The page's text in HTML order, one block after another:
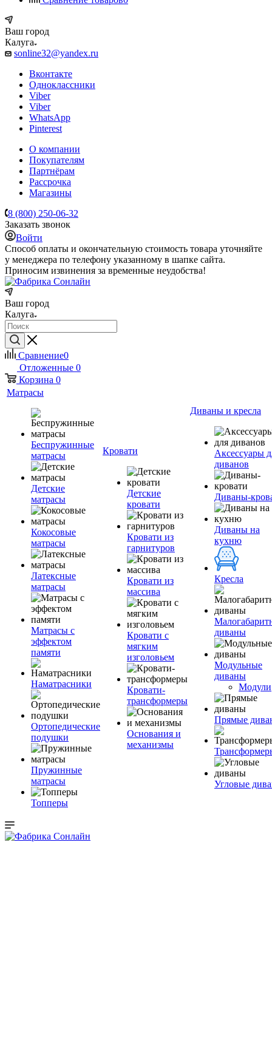
Ваш город
Калуга
sonline32@yandex.ru
Вконтакте
Одноклассники
Viber
Viber
WhatsApp
Pinterest
О компании
Покупателям
Партнёрам
Рассрочка
Магазины
8 (800) 250-06-32
Заказать звонок
Войти
Способ оплаты и окончательную стоимость товара уточняйте
у менеджера по телефону указанному в шапке сайта.
Приносим извинения за временные неудобства!
Ваш город
Калуга
Сравнение0
Отложенные 0
Корзина 0
Матрасы
Беспружинные
матрасы
Детские
матрасы
Кокосовые
матрасы
Латексные
матрасы
Матрасы с
эффектом
памяти
Наматрасники
Ортопедические
подушки
Пружинные
матрасы
Топперы
Кровати
Детские
кровати
Кровати из
гарнитуров
Кровати из
массива
Кровати с
мягким
изголовьем
Кровати-
трансформеры
Основания и
механизмы
Диваны и кресла
Аксессуары
диванов
Диваны-
Диваны на
кухню
Кресла
диваны
Модульные
диваны
Модули
Прямые
Угловые